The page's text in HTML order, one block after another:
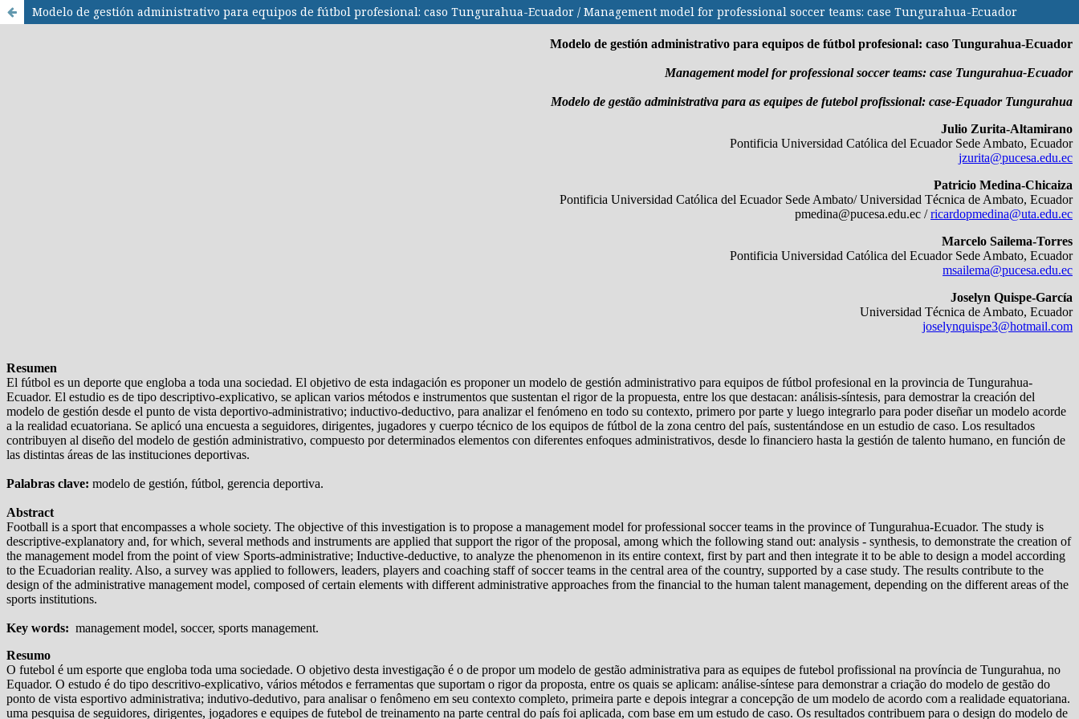
Modelo de gestión administrativo para equipos de fútbol profesional: caso Tungurahua-Ecuador / Management model for professional soccer teams: case Tungurahua-Ecuador